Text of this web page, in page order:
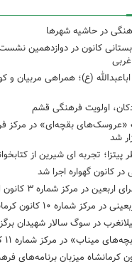
در حاشیه شهرها
کانون در دوازدهمین
غربی
(ع)؛ همراهی مربیان و
اولویت فرهنگی قشم
«عروسک‌های بقچه‌ای» در مرکز
شد
تجربه ای شیرین از
در کانون گهواره اجرا شد
در مرکز شماره ۳ کانون اسلام‌آباد غرب
شماره ۱۰ کانون کرمانشاه
در سوگ سالار شهیدان
در مرکز شماره ۱۱ کانون کرمانشاه برگزار شد
شماره ۱۳ کانون کرمانشاه میزبان